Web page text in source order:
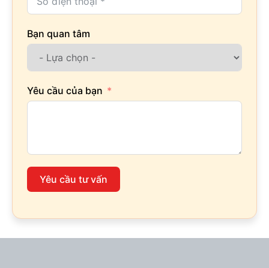
Bạn quan tâm
Yêu cầu của bạn
Yêu cầu tư vấn